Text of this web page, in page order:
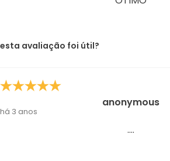
esta avaliação foi útil?
anonymous
há 3 anos
....